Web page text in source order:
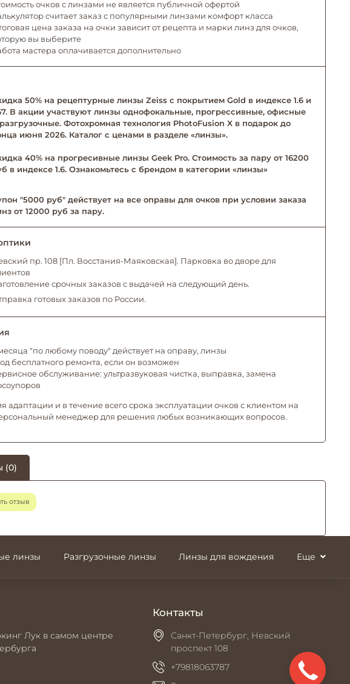
очков с линзами не является публичной офертой
считает заказ с популярными линзами комфорт класса
цена заказа на очки зависит от рецепта и марки линз для очков,
вы выберите
мастера оплачивается дополнительно
50% на рецептурные линзы Zeiss с покрытием Gold в индексе 1.6 и
В акции участвуют линзы однофокальные, прогрессивные, офисные
Фотохромная технология PhotoFusion X в подарок до
июня 2026. Каталог с ценами в разделе «линзы».
40% на прогресивные линзы Geek Pro. Стоимость за пару от 16200
в индексе 1.6. Ознакомьтесь с брендом в категории «линзы»
"5000 руб" действует на все оправы для очков при условии заказа
от 12000 руб за пару.
пр. 108 [Пл. Восстания-Маяковская]. Парковка во дворе для
срочных заказов с выдачей на следующий день.
готовых заказов по России.
"по любому поводу" действует на оправу, линзы
бесплатного ремонта, если он возможен
обслуживание: ультразвуковая чистка, выправка, замена
адаптации и в течение всего срока эксплуатации очков с клиентом на
менеджер для решения любых возникающих вопросов.
(0)
отзыв
линзы Разгрузочные линзы Линзы для вождения Еще
Лук в самом центре
Контакты
Санкт-Петербург, Невский
проспект 108
+79818063787